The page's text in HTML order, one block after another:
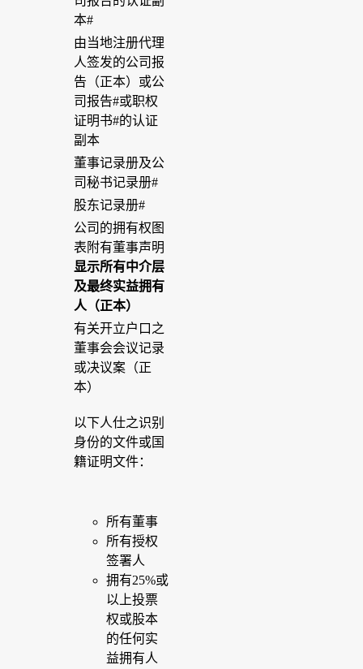
本#
由当地注册代理
人签发的公司报
告（正本）或公
司报告#或职权
证明书#的认证
副本
董事记录册及公
司秘书记录册#
股东记录册#
公司的拥有权图
表附有董事声明
显示所有中介层
及最终实益拥有
人（正本）
有关开立户口之
董事会会议记录
或决议案（正
本）
以下人仕之识别
身份的文件或国
籍证明文件：
所有董事
所有授权
签署人
拥有25%或
以上投票
权或股本
的任何实
益拥有人